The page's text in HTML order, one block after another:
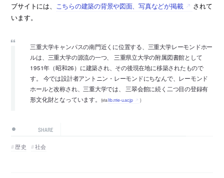
ブサイトには、
こちらの建築の背景や図面、写真などが掲載
されて
います。
三重大学キャンパスの南門近くに位置する、三重大学レーモンドホー
ルは、三重大学の源流の一つ、 三重県立大学の附属図書館として
1951年（昭和26）に建築され、その後現在地に移築されたもので
す。 今では設計者アントニン・レーモンドにちなんで、レーモンド
ホールと改称され、三重大学では、 三翠会館に続く二つ目の登録有
形文化財となっています。
(vialib.mie-u.ac.jp )
SHARE
歴史 社会